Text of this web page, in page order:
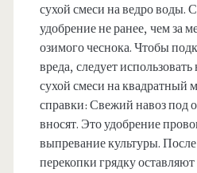
сухой смеси на ведро воды.
удобрение не ранее, чем за
озимого чеснока. Чтобы
вреда, следует
сухой смеси на квадратный
справки: Свежий навоз под
вносят. Это удобрение
выпревание культуры.
перекопки грядку